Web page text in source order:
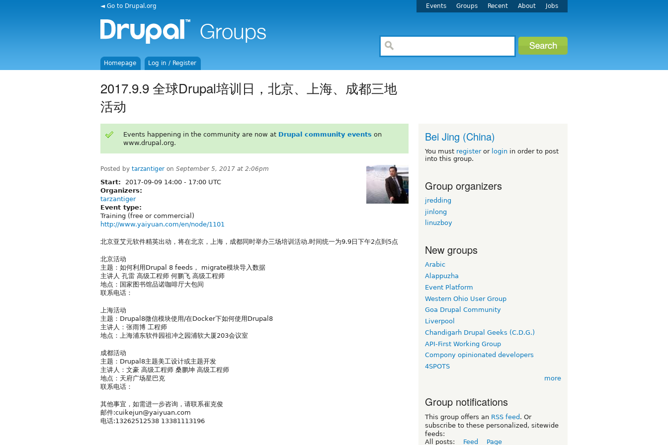
◄ Go to Drupal.org Events Groups Recent About Jobs
Homepage Log in / Register
2017.9.9 全球Drupal培训日，北京、上海、成都三地
活动
Events happening in the community are now at Drupal community events on
www.drupal.org.
Posted by tarzantiger on September 5, 2017 at 2:06pm
Start: 2017-09-09 14:00 - 17:00 UTC
Organizers:
tarzantiger
Event type:
Training (free or commercial)
http://www.yaiyuan.com/en/node/1101
北京亚艾元软件精英出动，将在北京，上海，成都同时举办三场培训活动.时间统一为9.9日下午2点到5点
北京活动
主题：如何利用Drupal 8 feeds， migrate模块导入数据
主讲人 孔雷 高级工程师 何鹏飞 高级工程师
地点：国家图书馆品诺咖啡厅大包间
联系电话：
上海活动
主题：Drupal8微信模块使用/在Docker下如何使用Drupal8
主讲人：张雨博 工程师
地点：上海浦东软件园祖冲之园浦软大厦203会议室
成都活动
主题：Drupal8主题美工设计或主题开发
主讲人：文豪 高级工程师 桑鹏坤 高级工程师
地点：天府广场星巴克
联系电话：
其他事宜，如需进一步咨询，请联系崔克俊
邮件:cuikejun@yaiyuan.com
电话:13262512538 13381113196
Bei Jing (China)
You must registeror login in order to post
into this group.
Group organizers
jredding
jinlong
linuzboy
New groups
Arabic
Alappuzha
Event Platform
Western Ohio User Group
Goa Drupal Community
Liverpool
Chandigarh Drupal Geeks (C.D.G.)
API-First Working Group
Compony opinionated developers
4SPOTS
more
Group notifications
This group offers an RSS feed . Or
subscribe to these personalized, sitewide
feeds:
All posts:
Feed Page